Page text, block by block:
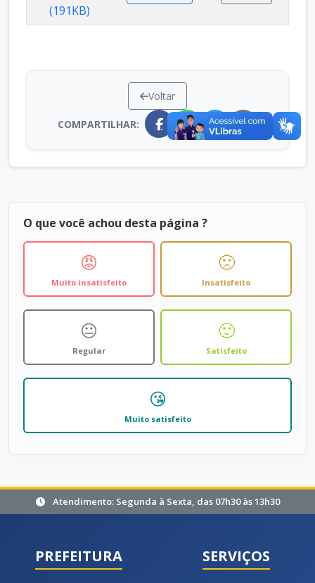
(191KB)
Voltar
COMPARTILHAR:
O que você achou desta página ?
😡
Muito insatisfeito
🙁
Insatisfeito
😐
Regular
🙂
Satisfeito
😘
Muito satisfeito
Atendimento: Segunda à Sexta, das 07h30 às 13h30
PREFEITURA SERVIÇOS